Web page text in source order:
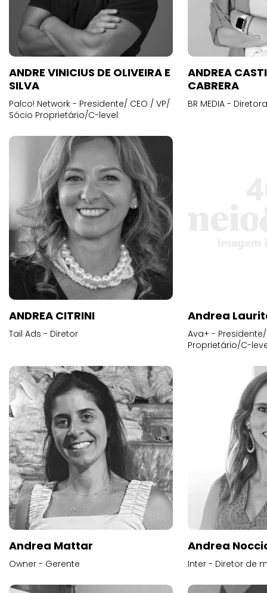
ANDRE VINICIUS DE OLIVEIRA E
SILVA
Palco! Network - Presidente/ CEO / VP/
Sócio Proprietário/C-level
ANDREA
CABRERA
BR MEDIA -
ANDREA CITRINI
Tail Ads - Diretor
Andrea
Ava+ -
Proprietário/C-
Andrea Mattar
Owner - Gerente
Andrea
Inter - Diretor de